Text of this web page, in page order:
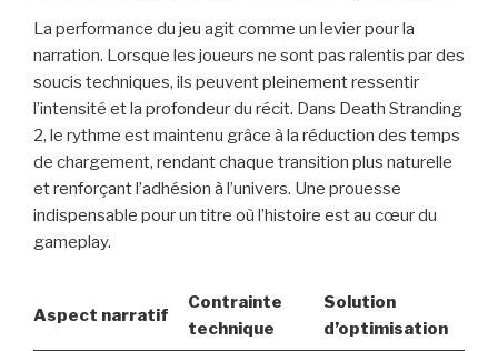
La performance du jeu agit comme un levier pour la
narration. Lorsque les joueurs ne sont pas ralentis par des
soucis techniques, ils peuvent pleinement ressentir
l’intensité et la profondeur du récit. Dans Death Stranding
2, le rythme est maintenu grâce à la réduction des temps
de chargement, rendant chaque transition plus naturelle
et renforçant l’adhésion à l’univers. Une prouesse
indispensable pour un titre où l’histoire est au cœur du
gameplay.
Aspect narratif
Contrainte
technique
Solution
d’optimisation